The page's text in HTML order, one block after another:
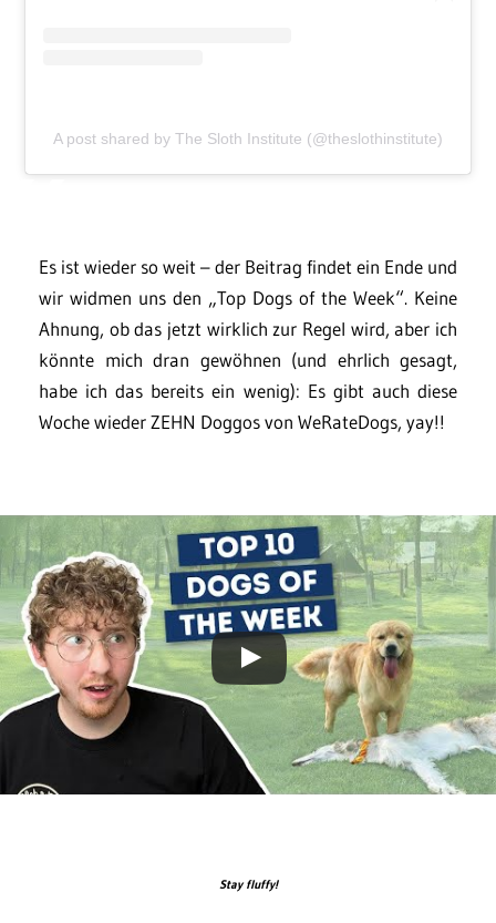
A post shared by The Sloth Institute (@theslothinstitute)
Es ist wieder so weit – der Beitrag findet ein Ende und
wir widmen uns den „Top Dogs of the Week“. Keine
Ahnung, ob das jetzt wirklich zur Regel wird, aber ich
könnte mich dran gewöhnen (und ehrlich gesagt,
habe ich das bereits ein wenig): Es gibt auch diese
Woche wieder ZEHN Doggos von WeRateDogs, yay!!
Stay fluffy!